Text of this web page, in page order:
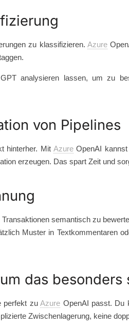
zu klassifizieren. Azure
analysieren lassen, um zu
von Pipelines
hinterher. Mit AzureOpenAI kannst
erzeugen. Das spart Zeit und
semantisch zu
Muster in Textkommentaren
das besonders
perfekt zuAzure OpenAI passt. Du
Zwischenlagerung, keine